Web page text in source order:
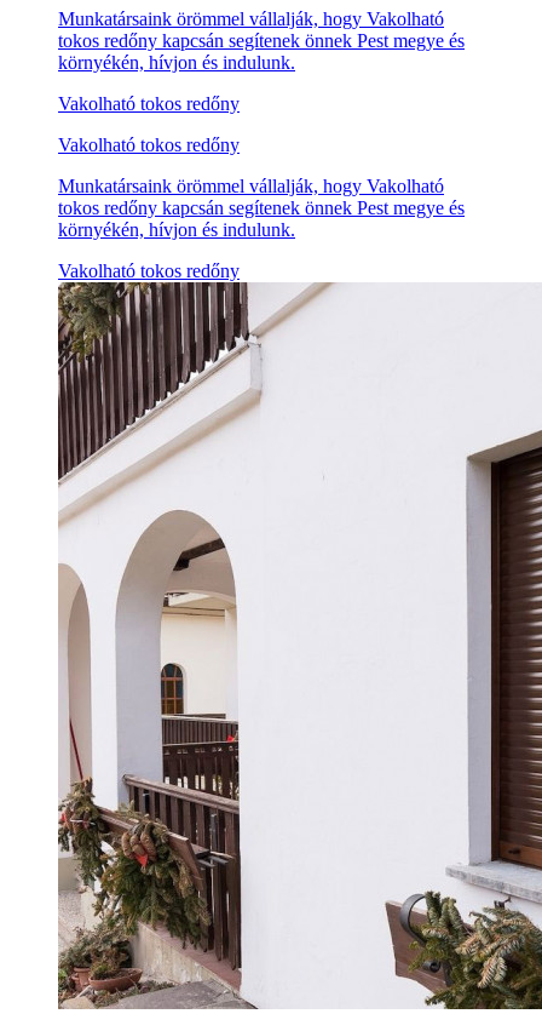
Munkatársaink örömmel vállalják, hogy Vakolható
tokos redőny kapcsán segítenek önnek Pest megye és
környékén, hívjon és indulunk.
Vakolható tokos redőny
Vakolható tokos redőny
Munkatársaink örömmel vállalják, hogy Vakolható
tokos redőny kapcsán segítenek önnek Pest megye és
környékén, hívjon és indulunk.
Vakolható tokos redőny